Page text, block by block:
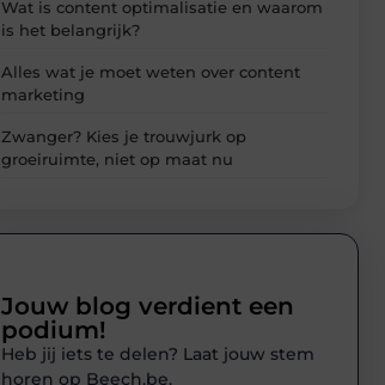
Wat is content optimalisatie en waarom
is het belangrijk?
Alles wat je moet weten over content
marketing
Zwanger? Kies je trouwjurk op
groeiruimte, niet op maat nu
Jouw blog verdient een
podium!
Heb jij iets te delen? Laat jouw stem
horen op Beech.be.